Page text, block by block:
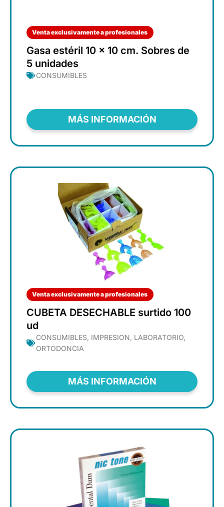
Venta exclusivamente a profesionales
Gasa estéril 10 x 10 cm. Sobres de
5 unidades
CONSUMIBLES
MÁS INFORMACIÓN
Venta exclusivamente a profesionales
CUBETA DESECHABLE surtido 100
ud
CONSUMIBLES IMPRESION LABORATORIO
ORTODONCIA
MÁS INFORMACIÓN